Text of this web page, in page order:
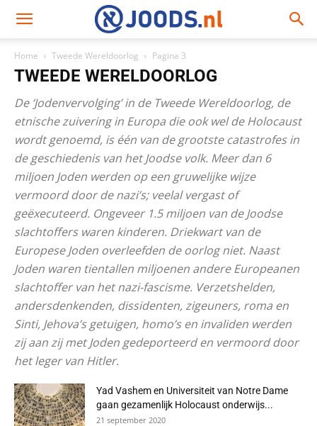
Home Tweede Wereldoorlog Pagina 3
TWEEDE WERELDOORLOG
De ‘Jodenvervolging’ in de Tweede Wereldoorlog, de
etnische zuivering in Europa die ook wel de Holocaust
wordt genoemd, is één van de grootste catastrofes in
de geschiedenis van het Joodse volk. Meer dan 6
miljoen Joden werden op een gruwelijke wijze
vermoord door de nazi’s; veelal vergast of
geëxecuteerd. Ongeveer 1.5 miljoen van de Joodse
slachtoffers waren kinderen. Driekwart van de
Europese Joden overleefden de oorlog niet. Naast
Joden waren tientallen miljoenen andere Europeanen
slachtoffer van het nazi-fascisme. Verzetshelden,
andersdenkenden, dissidenten, zigeuners, roma en
Sinti, Jehova’s getuigen, homo’s en invaliden werden
zij aan zij met Joden gedeporteerd en vermoord door
het leger van Hitler.
Yad Vashem en Universiteit van Notre Dame
gaan gezamenlijk Holocaust onderwijs...
21 september 2020